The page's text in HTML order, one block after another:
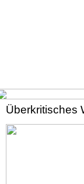
Überkritisches